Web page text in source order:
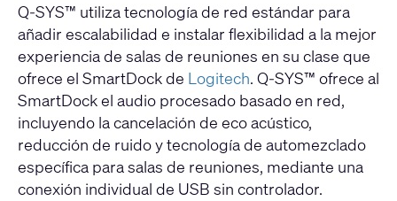
Q-SYS™ utiliza tecnología de red estándar para
añadir escalabilidad e instalar flexibilidad a la mejor
experiencia de salas de reuniones en su clase que
ofrece el SmartDock de Logitech. Q-SYS™ ofrece al
SmartDock el audio procesado basado en red,
incluyendo la cancelación de eco acústico,
reducción de ruido y tecnología de automezclado
específica para salas de reuniones, mediante una
conexión individual de USB sin controlador.